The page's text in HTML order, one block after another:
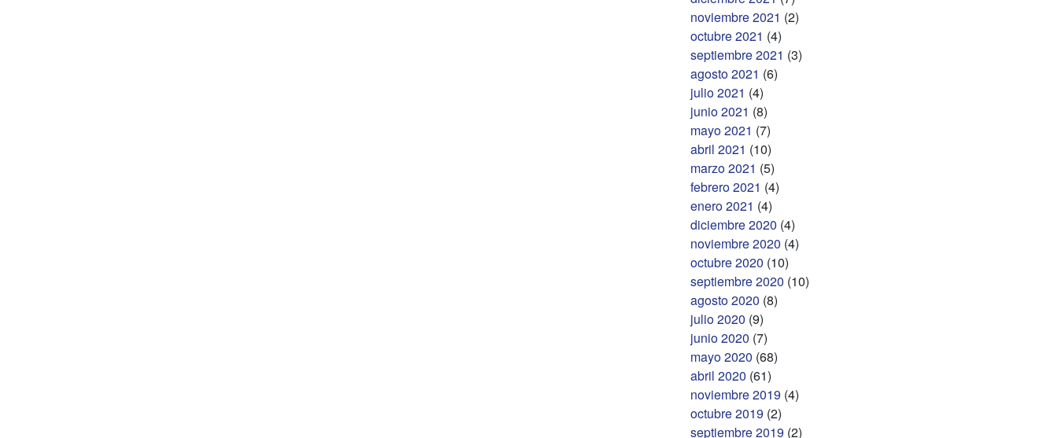
noviembre 2021 (2)
octubre 2021 (4)
septiembre 2021 (3)
agosto 2021 (6)
julio 2021 (4)
junio 2021 (8)
mayo 2021 (7)
abril 2021 (10)
marzo 2021 (5)
febrero 2021 (4)
enero 2021 (4)
diciembre 2020 (4)
noviembre 2020 (4)
octubre 2020 (10)
septiembre 2020 (10)
agosto 2020 (8)
julio 2020 (9)
junio 2020 (7)
mayo 2020 (68)
abril 2020 (61)
noviembre 2019 (4)
octubre 2019 (2)
septiembre 2019 (2)